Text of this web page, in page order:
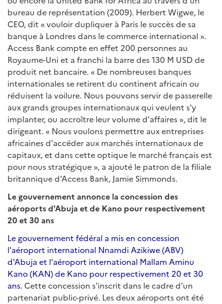
bureau de représentation (2009). Herbert Wigwe, le
CEO, dit « vouloir dupliquer à Paris le succès de sa
banque à Londres dans le commerce international ».
Access Bank compte en effet 200 personnes au
Royaume-Uni et a franchi la barre des 130 M USD de
produit net bancaire. « De nombreuses banques
internationales se retirent du continent africain ou
réduisent la voilure. Nous pouvons servir de passerelle
aux grands groupes internationaux qui veulent s'y
implanter, ou accroître leur volume d'affaires », dit le
dirigeant. « Nous voulons permettre aux entreprises
africaines d'accéder aux marchés internationaux de
capitaux, et dans cette optique le marché français est
pour nous stratégique », a ajouté le patron de la filiale
britannique d'Access Bank, Jamie Simmonds.
Le gouvernement annonce la concession des
aéroports d'Abuja et de Kano pour respectivement
20 et 30 ans
Le gouvernement fédéral a mis en concession
l'aéroport international Nnamdi Azikiwe (ABV)
d'Abuja et l'aéroport international Mallam Aminu
Kano (KAN) de Kano pour respectivement 20 et 30
ans. Cette concession s'inscrit dans le cadre d'un
partenariat public-privé. Les deux aéroports ont été